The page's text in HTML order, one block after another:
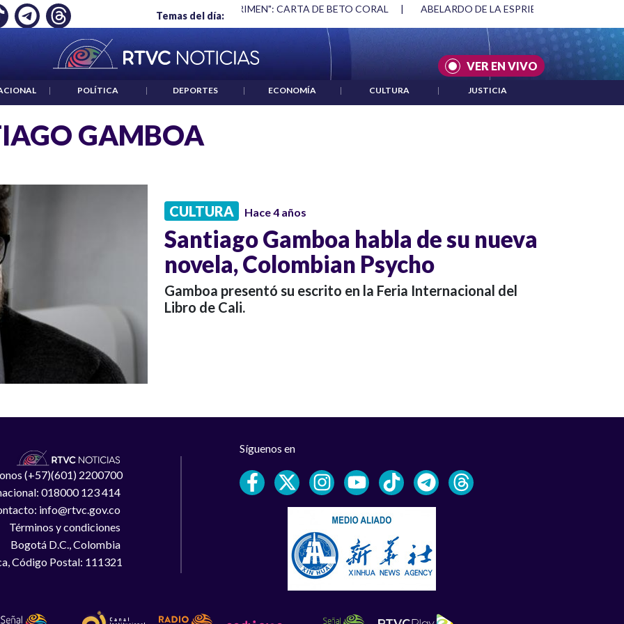
Temas del día:
EMPLEO: JP MORGAN "HABLAR NO ES UN CRIMEN": CARTA DE BETO CORAL | ABELARDO DE LA ESPRIELLA Y DMG
VER EN VIVO
| POLÍTICA | DEPORTES | ECONOMÍA | CULTURA | JUSTICIA
GAMBOA
CULTURA Hace 4 años
Santiago Gamboa habla de su nueva
novela, Colombian Psycho
Gamboa presentó su escrito en la Feria Internacional del
Libro de Cali.
(+57)(601) 2200700
018000 123 414
info@rtvc.gov.co
Términos y condiciones
Bogotá D.C., Colombia
Código Postal: 111321
Síguenos en